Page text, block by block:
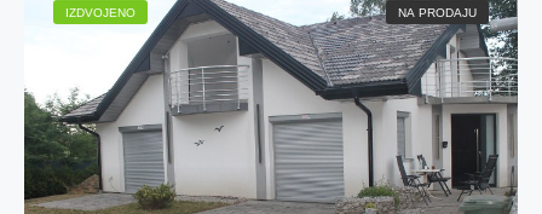
IZDVOJENO NA PRODAJU